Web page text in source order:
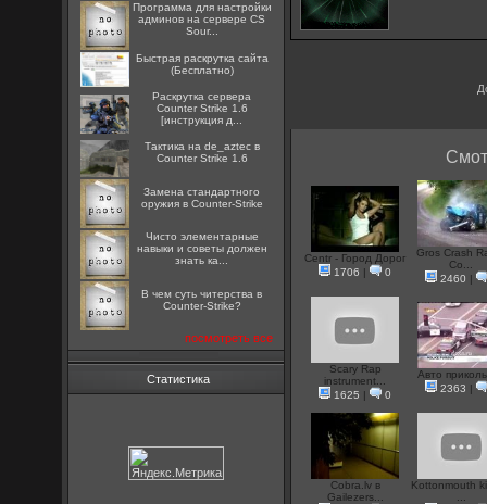
Программа для настройки
админов на сервере CS
Sour...
Быстрая раскрутка сайта
(Бесплатно)
Раскрутка сервера
Counter Strike 1.6
[инструкция д...
Тактика на de_aztec в
Counter Strike 1.6
Замена стандартного
оружия в Counter-Strike
Чисто элементарные
навыки и советы должен
знать ка...
В чем суть читерства в
Counter-Strike?
посмотреть все
Статистика
Centr - Город Дорог
1706 | 0
Gros Crash
Co...
2460 |
Scary Rap
instrument...
1625 | 0
Авто
2363 |
Cobra.lv в
Gailezers...
Kottonmouth